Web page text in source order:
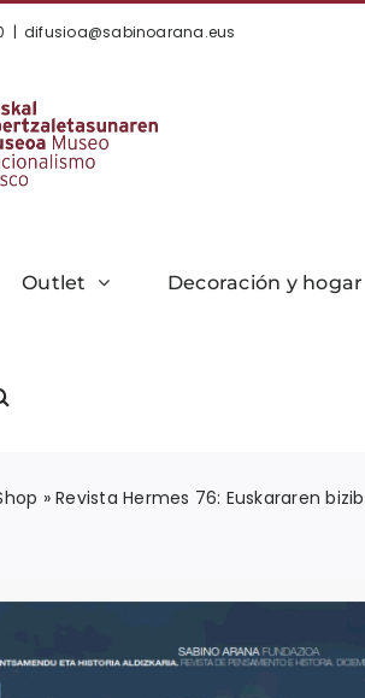
| difusioa@sabinoarana.eus
Outlet Decoración y hogar
»Revista Hermes 76: Euskararen